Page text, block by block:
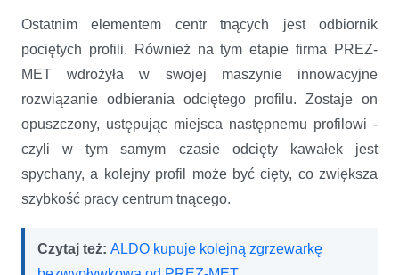
Ostatnim elementem centr tnących jest odbiornik
pociętych profili. Również na tym etapie firma PREZ-
MET wdrożyła w swojej maszynie innowacyjne
rozwiązanie odbierania odciętego profilu. Zostaje on
opuszczony, ustępując miejsca następnemu profilowi -
czyli w tym samym czasie odcięty kawałek jest
spychany, a kolejny profil może być cięty, co zwiększa
szybkość pracy centrum tnącego.
Czytaj też: ALDO kupuje kolejną zgrzewarkę